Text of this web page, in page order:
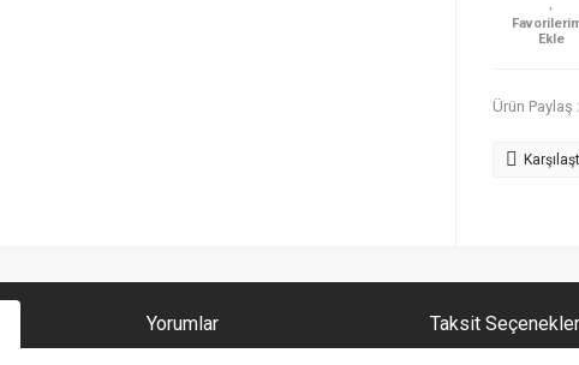
Ürün Paylaş :
Yorumlar Taksit